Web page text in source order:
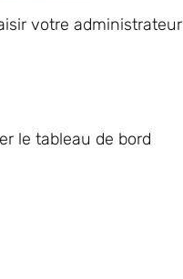
votre administrateur
le tableau de bord